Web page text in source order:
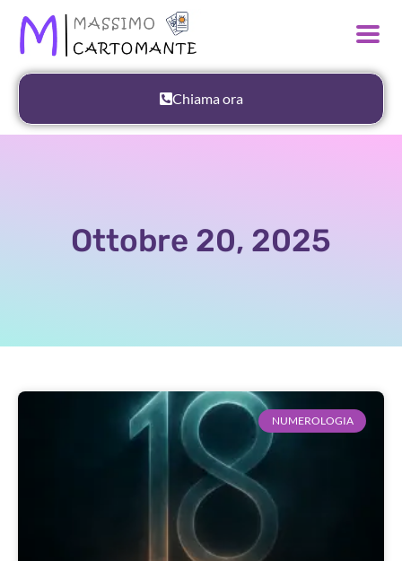
Chiama ora
Ottobre 20, 2025
NUMEROLOGIA